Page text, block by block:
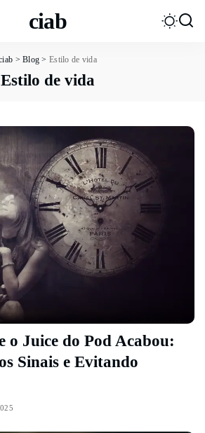
ciab
>Blog >Estilo de vida
Estilo de vida
o Juice do Pod Acabou:
Sinais e Evitando